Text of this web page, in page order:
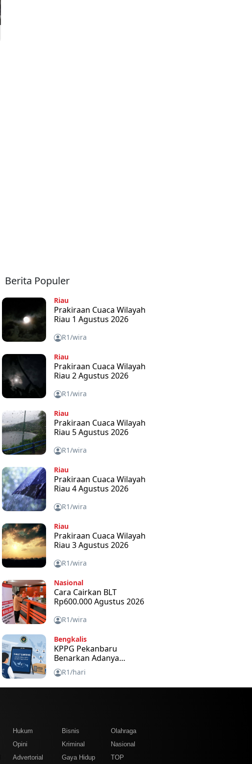
Berita Populer
Riau
Prakiraan Cuaca Wilayah
Riau 1 Agustus 2026
R1/wira
Riau
Prakiraan Cuaca Wilayah
Riau 2 Agustus 2026
R1/wira
Riau
Prakiraan Cuaca Wilayah
Riau 5 Agustus 2026
R1/wira
Riau
Prakiraan Cuaca Wilayah
Riau 4 Agustus 2026
R1/wira
Riau
Prakiraan Cuaca Wilayah
Riau 3 Agustus 2026
R1/wira
Nasional
Cara Cairkan BLT
Rp600.000 Agustus 2026
R1/wira
Bengkalis
KPPG Pekanbaru
Benarkan Adanya
Bantuan Tablet Disetiap
SPPG dan Untuk Apa
R1/hari
Hukum Bisnis
Olahraga
Opini Kriminal
Nasional
Advertorial Gaya Hidup TOP